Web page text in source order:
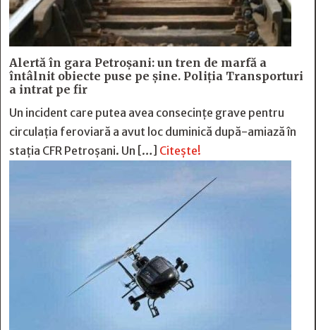
Alertă în gara Petroșani: un tren de marfă a
întâlnit obiecte puse pe șine. Poliția Transporturi
a intrat pe fir
Un incident care putea avea consecințe grave pentru
circulația feroviară a avut loc duminică după-amiază în
stația CFR Petroșani. Un […] Citește!